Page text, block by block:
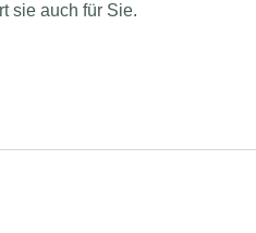
sie auch für Sie.